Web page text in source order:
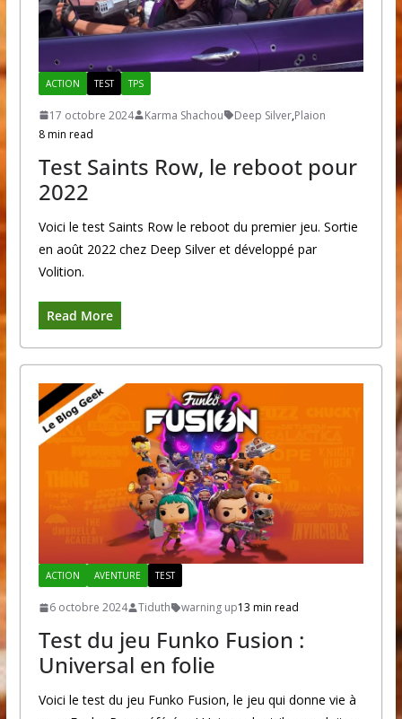
ACTION TEST TPS
17 octobre 2024 Karma Shachou Deep Silver,Plaion
8 min read
Test Saints Row, le reboot pour
2022
Voici le test Saints Row le reboot du premier jeu. Sortie
en août 2022 chez Deep Silver et développé par
Volition.
Read More
ACTION AVENTURE TEST
6 octobre 2024 Tiduth warning up13 min read
Test du jeu Funko Fusion :
Universal en folie
Voici le test du jeu Funko Fusion, le jeu qui donne vie à